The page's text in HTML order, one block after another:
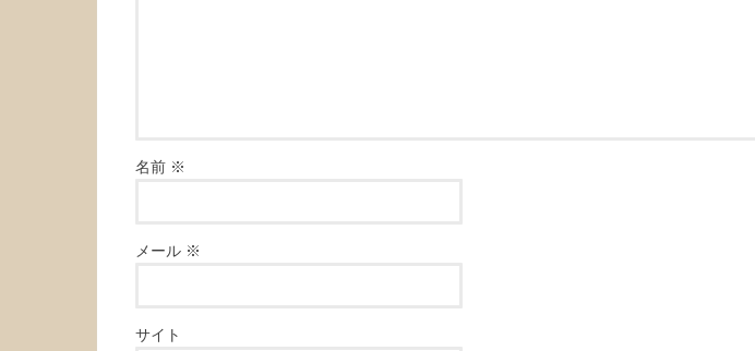
名前 ※
メール ※
サイト